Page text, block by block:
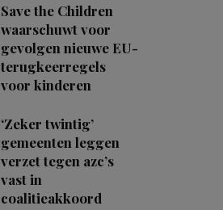
Save the Children
waarschuwt voor
gevolgen nieuwe EU-
terugkeerregels
voor kinderen
‘Zeker twintig’
gemeenten leggen
verzet tegen azc’s
vast in
coalitieakkoord